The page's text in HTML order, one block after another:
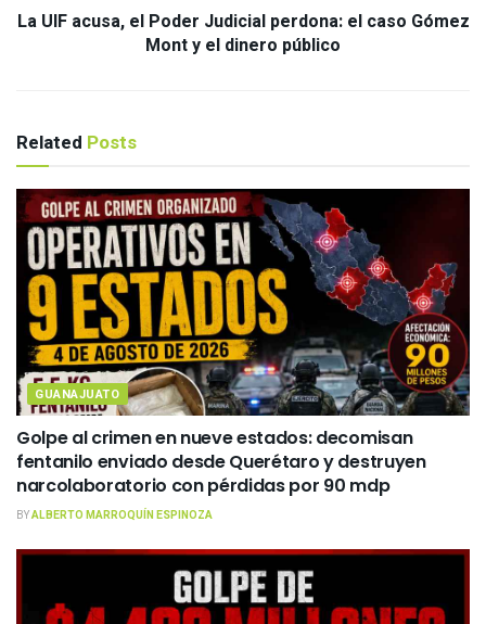
La UIF acusa, el Poder Judicial perdona: el caso Gómez
Mont y el dinero público
Related Posts
GUANAJUATO
Golpe al crimen en nueve estados: decomisan
fentanilo enviado desde Querétaro y destruyen
narcolaboratorio con pérdidas por 90 mdp
BYALBERTO MARROQUÍN ESPINOZA